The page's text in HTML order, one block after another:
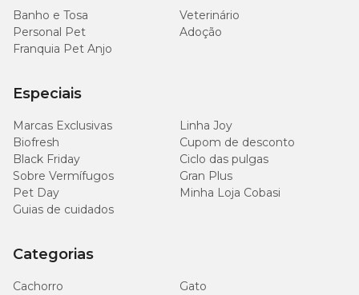
Banho e Tosa
Veterinário
Personal Pet
Adoção
Franquia Pet Anjo
Especiais
Marcas Exclusivas
Linha Joy
Biofresh
Cupom de desconto
Black Friday
Ciclo das pulgas
Sobre Vermífugos
Gran Plus
Pet Day
Minha Loja Cobasi
Guias de cuidados
Categorias
Cachorro
Gato